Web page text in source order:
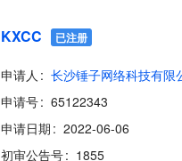
KXCC 已注册
申请人
长沙锤子网络科技有限
申请号
65122343
申请日期
2022-06-06
初审公告号
1855